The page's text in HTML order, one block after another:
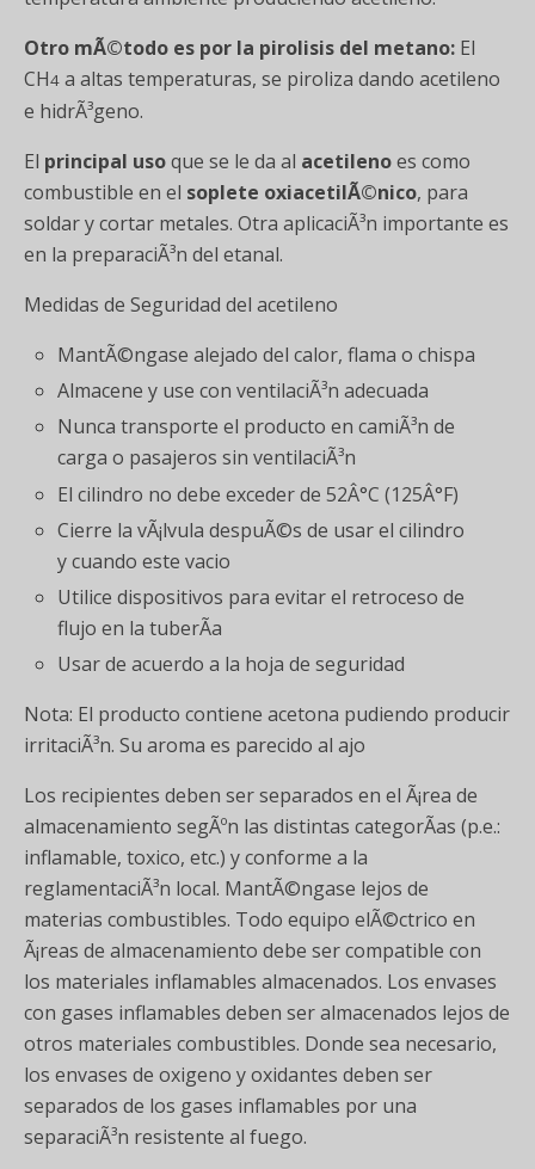
Otro mÃ©todo es por la pirolisis del metano: El
CH4 a altas temperaturas, se piroliza dando acetileno
e hidrÃ³geno.
El principal usoque se le da al acetilenoes como
combustible en el soplete oxiacetilÃ©nico, para
soldar y cortar metales. Otra aplicaciÃ³n importante es
en la preparaciÃ³n del etanal.
Medidas de Seguridad del acetileno
MantÃ©ngase alejado del calor, flama o chispa
Almacene y use con ventilaciÃ³n adecuada
Nunca transporte el producto en camiÃ³n de
carga o pasajeros sin ventilaciÃ³n
El cilindro no debe exceder de 52Â°C (125Â°F)
Cierre la vÃ¡lvula despuÃ©s de usar el cilindro
y cuando este vacio
Utilice dispositivos para evitar el retroceso de
flujo en la tuberÃ­a
Usar de acuerdo a la hoja de seguridad
Nota: El producto contiene acetona pudiendo producir
irritaciÃ³n. Su aroma es parecido al ajo
Los recipientes deben ser separados en el Ã¡rea de
almacenamiento segÃºn las distintas categorÃ­as (p.e.:
inflamable, toxico, etc.) y conforme a la
reglamentaciÃ³n local. MantÃ©ngase lejos de
materias combustibles. Todo equipo elÃ©ctrico en
Ã¡reas de almacenamiento debe ser compatible con
los materiales inflamables almacenados. Los envases
con gases inflamables deben ser almacenados lejos de
otros materiales combustibles. Donde sea necesario,
los envases de oxigeno y oxidantes deben ser
separados de los gases inflamables por una
separaciÃ³n resistente al fuego.